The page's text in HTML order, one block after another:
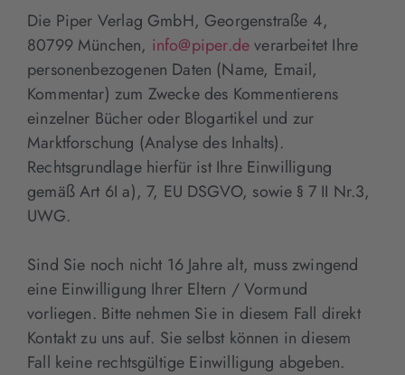
Die Piper Verlag GmbH, Georgenstraße 4,
80799 München, info@piper.deverarbeitet Ihre
personenbezogenen Daten (Name, Email,
Kommentar) zum Zwecke des Kommentierens
einzelner Bücher oder Blogartikel und zur
Marktforschung (Analyse des Inhalts).
Rechtsgrundlage hierfür ist Ihre Einwilligung
gemäß Art 6I a), 7, EU DSGVO, sowie § 7 II Nr.3,
UWG.
Sind Sie noch nicht 16 Jahre alt, muss zwingend
eine Einwilligung Ihrer Eltern / Vormund
vorliegen. Bitte nehmen Sie in diesem Fall direkt
Kontakt zu uns auf. Sie selbst können in diesem
Fall keine rechtsgültige Einwilligung abgeben.